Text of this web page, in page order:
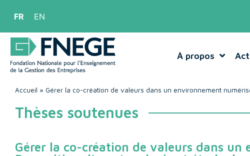
FR EN
À propos
Accueil » Gérer la co-création de valeurs dans un environnement
Thèses soutenues
Gérer la co-création de valeurs dans un